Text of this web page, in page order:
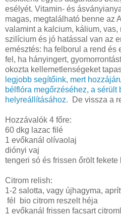
esélyét. Vitamin- és
magas, megtalálható benne az
valamint a kalcium, kálium, vas,
szilícium és jó hatással van az
emésztés: ha felborul a rend és
fel, ha hányingert,
okozta kellemetlenségeket
legjobb segítőink, mert
bélflóra megőrzéséhez, a sérült
helyreállításához.
De vissza a
Hozzávalók 4 főre:
60 dkg lazac filé
1 evőkanál olívaolaj
diónyi vaj
tengeri só és frissen őrölt fekete
Citrom relish:
1-2 salotta, vagy újhagyma,
fél bio citrom reszelt héja
1 evőkanál frissen facsart